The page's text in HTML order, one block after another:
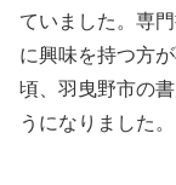
ていました。専
に興味を持つ方
頃、羽曳野市の
うになりました。